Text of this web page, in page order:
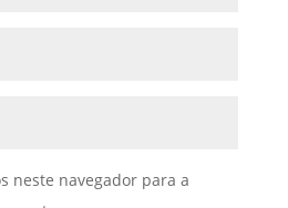
neste navegador para a